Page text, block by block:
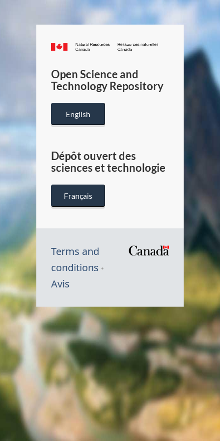
Canada.ca
/
Canada
Open Science and
Technology Repository
English
Dépôt ouvert des
sciences et technologie
Français
Terms and
conditions
Avis
Canada